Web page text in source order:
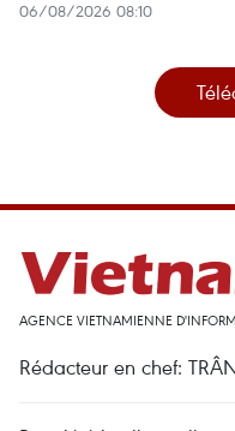
06/08/2026 08:10
AGENCE VIETNAMIENNE
Rédacteur en chef: